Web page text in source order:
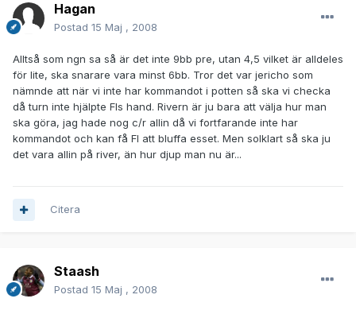
Hagan
Postad 15 Maj , 2008
Alltså som ngn sa så är det inte 9bb pre, utan 4,5 vilket är alldeles
för lite, ska snarare vara minst 6bb. Tror det var jericho som
nämnde att när vi inte har kommandot i potten så ska vi checka
då turn inte hjälpte FIs hand. Rivern är ju bara att välja hur man
ska göra, jag hade nog c/r allin då vi fortfarande inte har
kommandot och kan få FI att bluffa esset. Men solklart så ska ju
det vara allin på river, än hur djup man nu är...
Citera
Staash
Postad 15 Maj , 2008